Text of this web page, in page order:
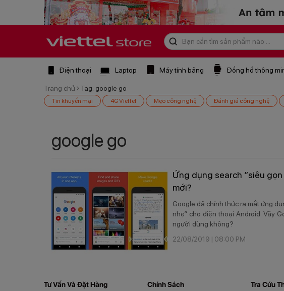
Điện thoại Laptop Máy tính bảng Đồng hồ thông
Trang chủ Tag: google go
Tin khuyến mại 4G Viettel Mẹo công nghệ Đánh giá công nghệ
google go
Ứng dụng search “siêu
mới?
Google đã chính thức ra mắt ứng
nhẹ” cho điện thoại Android. Vậy
người dùng không?
22/08/2019 | 08:00 PM
Tư Vấn Và Đặt Hàng
Chính Sách
Tra Cứu